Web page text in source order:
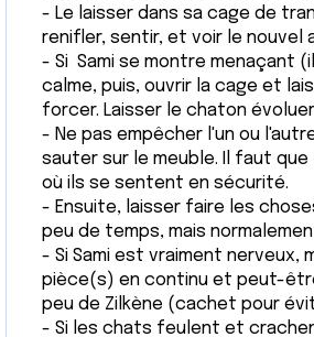
- Le laisser dans sa cage de
renifler, sentir, et voir le nouvel
- Si Sami se montre menaçant
calme, puis, ouvrir la cage et
forcer. Laisser le chaton
- Ne pas empêcher l'un ou
sauter sur le meuble. Il faut
où ils se sentent en sécurité.
- Ensuite, laisser faire les
peu de temps, mais
- Si Sami est vraiment nerveux,
pièce(s) en continu et peut-
peu de Zilkène (cachet pour
- Si les chats feulent et